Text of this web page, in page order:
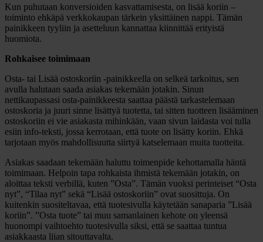
Kun puhutaan konversioiden kasvattamisesta, on lisää koriin –
toiminto ehkäpä verkkokaupan tärkein yksittäinen nappi. Tämän
painikkeen tyyliin ja asetteluun kannattaa kiinnittää erityistä
huomiota.
Rohkaisee toimimaan
Osta- tai Lisää ostoskoriin -painikkeella on selkeä tarkoitus, sen
avulla halutaan saada asiakas tekemään jotakin. Sinun
nettikaupassasi osta-painikkeesta saattaa päästä tarkastelemaan
ostoskoria ja juuri sinne lisättyä tuotetta, tai sitten tuotteen lisääminen
ostoskoriin ei vie asiakasta mihinkään, vaan sivun laidasta voi tulla
esiin info-teksti, jossa kerrotaan, että tuote on lisätty koriin. Ehkä
tarjotaan myös mahdollisuutta siirtyä katselemaan muita tuotteita.
Asiakas saadaan tekemään haluttu toimenpide kehottamalla häntä
toimimaan. Helpoin tapa rohkaista ihmistä tekemään jotakin, on
aloittaa teksti verbillä, kuten ”Osta”. Tämän vuoksi perinteiset “Osta
nyt”, “Tilaa nyt” sekä “Lisää ostoskoriin” ovat suosittuja. On
kuitenkin suositeltavaa, että tuotesivulla käytetään sanaparia ”Lisää
koriin”. ”Osta tuote” tai muu samanlainen kehote on yleensä
huonompi vaihtoehto tuotesivulla siksi, että se saattaa tuntua
asiakkaasta liian sitouttavalta.